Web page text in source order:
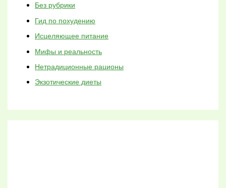
Без рубрики
Гид по похудению
Исцеляющее питание
Мифы и реальность
Нетрадиционные рационы
Экзотические диеты